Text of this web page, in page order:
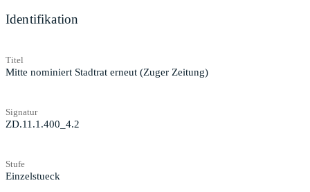
Identifikation
Titel
Mitte nominiert Stadtrat erneut (Zuger Zeitung)
Signatur
ZD.11.1.400_4.2
Stufe
Einzelstueck